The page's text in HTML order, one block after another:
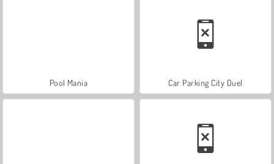
Pool Mania Car Parking City Duel